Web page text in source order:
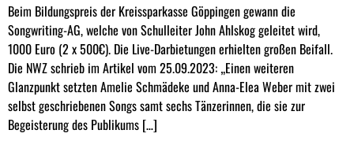
Beim Bildungspreis der Kreissparkasse Göppingen gewann die
Songwriting-AG, welche von Schulleiter John Ahlskog geleitet wird,
1000 Euro (2 x 500€). Die Live-Darbietungen erhielten großen Beifall.
Die NWZ schrieb im Artikel vom 25.09.2023: „Einen weiteren
Glanzpunkt setzten Amelie Schmädeke und Anna-Elea Weber mit zwei
selbst geschriebenen Songs samt sechs Tänzerinnen, die sie zur
Begeisterung des Publikums […]